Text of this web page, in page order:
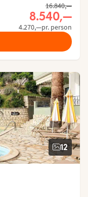
16.840,—
8.540,—
4.270,—pr. person
12